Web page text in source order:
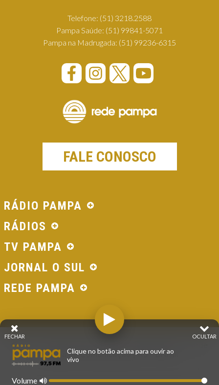
Telefone: (51) 3218.2588
Pampa Saúde: (51) 99841-5071
Pampa na Madrugada: (51) 99236-6315
FALE CONOSCO
RÁDIO PAMPA
RÁDIOS
TV PAMPA
JORNAL O SUL
REDE PAMPA
© 2026 - Direitos Reservados - Rádio Pampa - Rede
Pampa de Comunicação | RS - Brasil.
OCULTAR
FECHAR
Clique no botão acima para ouvir ao
vivo
Volume